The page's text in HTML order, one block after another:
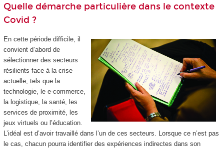
Quelle démarche particulière dans le contexte
Covid ?
En cette période difficile, il
convient d’abord de
sélectionner des secteurs
résilients face à la crise
actuelle, tels que la
technologie, le e-commerce,
la logistique, la santé, les
services de proximité, les
jeux virtuels ou l’éducation.
L’idéal est d’avoir travaillé dans l’un de ces secteurs. Lorsque ce n’est pas
le cas, chacun pourra identifier des expériences indirectes dans son